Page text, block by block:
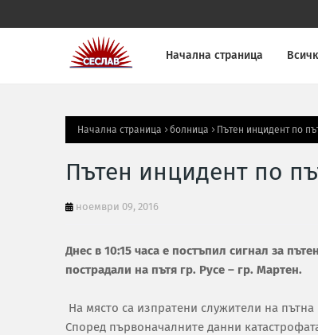
Начална страница
Начална страница болница Пътен инцидент по
Пътен инцидент по
ноември 09, 2016
Днес в 10:15 часа е постъпил сигнал за
пострадали на пътя гр. Русе – гр. Мартен.
На място са изпратени служители на
Според първоначалните данни